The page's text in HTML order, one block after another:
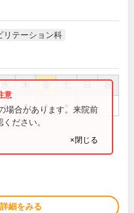
リテーション科
祝
● ● ●
場合があります。来院前
ださい。
×閉じる
細をみる